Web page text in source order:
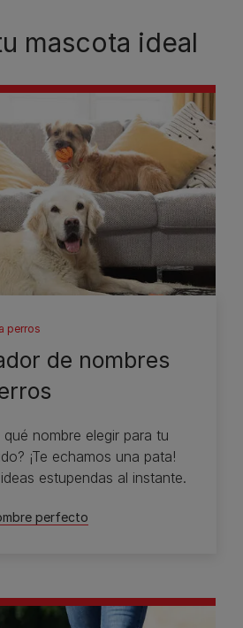
mascota ideal
perros
de nombres
nombre elegir para tu
¡Te echamos una pata!
estupendas al instante.
perfecto